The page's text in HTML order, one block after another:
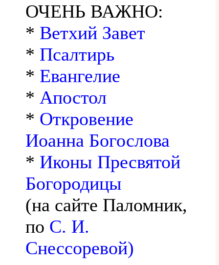
ОЧЕНЬ ВАЖНО:
* Ветхий Завет
* Псалтирь
* Евангелие
* Апостол
* Откровение
Иоанна Богослова
* Иконы Пресвятой
Богородицы
(на сайте Паломник,
по С. И.
Снессоревой)